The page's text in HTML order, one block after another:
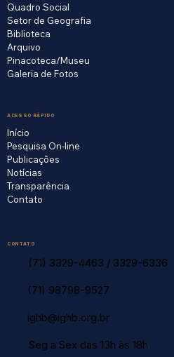
Quadro Social
Setor de Geografia
Biblioteca
Arquivo
Pinacoteca/Museu
Galeria de Fotos
ACESSO RÁPIDO
Início
Pesquisa On-line
Publicações
Notícias
Transparência
Contato
CONTATO
(71) 3329-4463 / 3329-6336
(71) 98798-9527
ighb@ighb.org.br
Seg a Sex das 13h às 18h